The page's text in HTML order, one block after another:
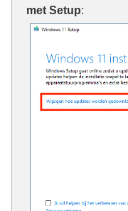
met Setup: